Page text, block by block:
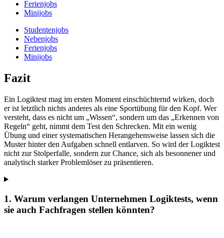
Ferienjobs
Minijobs
Studentenjobs
Nebenjobs
Ferienjobs
Minijobs
Fazit
Ein Logiktest mag im ersten Moment einschüchternd wirken, doch
er ist letztlich nichts anderes als eine Sportübung für den Kopf. Wer
versteht, dass es nicht um „Wissen“, sondern um das „Erkennen von
Regeln“ geht, nimmt dem Test den Schrecken. Mit ein wenig
Übung und einer systematischen Herangehensweise lassen sich die
Muster hinter den Aufgaben schnell entlarven. So wird der Logiktest
nicht zur Stolperfalle, sondern zur Chance, sich als besonnener und
analytisch starker Problemlöser zu präsentieren.
1. Warum verlangen Unternehmen Logiktests, wenn
sie auch Fachfragen stellen könnten?